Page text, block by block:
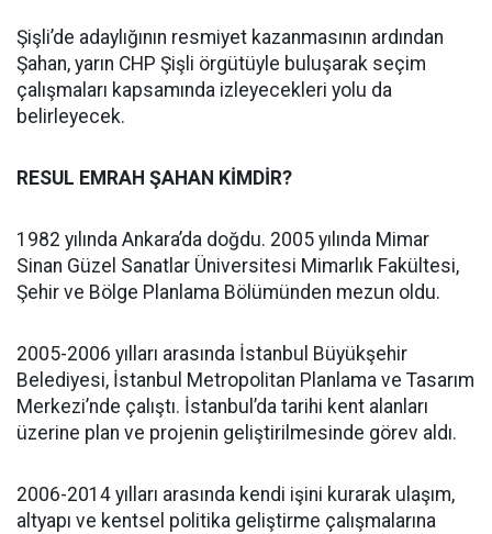
Şişli’de adaylığının resmiyet kazanmasının ardından
Şahan, yarın CHP Şişli örgütüyle buluşarak seçim
çalışmaları kapsamında izleyecekleri yolu da
belirleyecek.
RESUL EMRAH ŞAHAN KİMDİR?
1982 yılında Ankara’da doğdu. 2005 yılında Mimar
Sinan Güzel Sanatlar Üniversitesi Mimarlık Fakültesi,
Şehir ve Bölge Planlama Bölümünden mezun oldu.
2005-2006 yılları arasında İstanbul Büyükşehir
Belediyesi, İstanbul Metropolitan Planlama ve Tasarım
Merkezi’nde çalıştı. İstanbul’da tarihi kent alanları
üzerine plan ve projenin geliştirilmesinde görev aldı.
2006-2014 yılları arasında kendi işini kurarak ulaşım,
altyapı ve kentsel politika geliştirme çalışmalarına